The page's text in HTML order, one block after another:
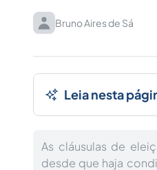
Bruno Aires de Sá
Leia nesta
As cláusulas de
desde que haja